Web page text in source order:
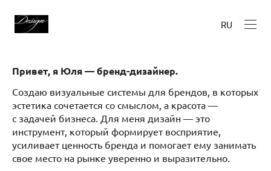
RU
Привет, я Юля — бренд-дизайнер.
Создаю визуальные системы для брендов, в которых
эстетика сочетается со смыслом, а красота —
с задачей бизнеса. Для меня дизайн — это
инструмент, который формирует восприятие,
усиливает ценность бренда и помогает ему занимать
свое место на рынке уверенно и выразительно.